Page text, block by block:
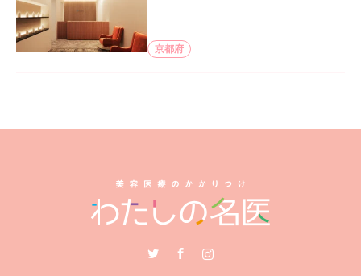
京都府
Instagram